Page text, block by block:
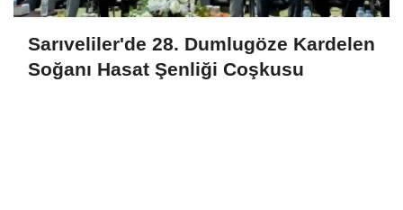
Sarıveliler'de 28. Dumlugöze Kardelen
Soğanı Hasat Şenliği Coşkusu